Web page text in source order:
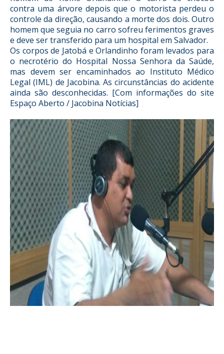
contra uma árvore depois que o motorista perdeu o
controle da direção, causando a morte dos dois. Outro
homem que seguia no carro sofreu ferimentos graves
e deve ser transferido para um hospital em Salvador.
Os corpos de Jatobá e Orlandinho foram levados para
o necrotério do Hospital Nossa Senhora da Saúde,
mas devem ser encaminhados ao Instituto Médico
Legal (IML) de Jacobina. As circunstâncias do acidente
ainda são desconhecidas. [Com informações do site
Espaço Aberto / Jacobina Notícias]